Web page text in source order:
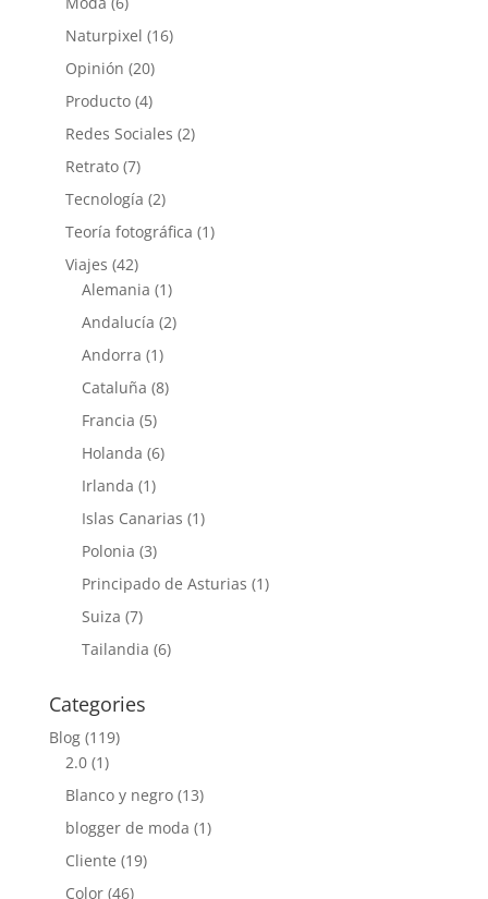
Naturpixel (16)
Opinión (20)
Producto(4)
Redes Sociales (2)
Retrato(7)
Tecnología (2)
Teoría fotográfica (1)
Viajes (42)
Alemania (1)
Andalucía (2)
Andorra (1)
Cataluña (8)
Francia (5)
Holanda (6)
Irlanda (1)
Islas Canarias (1)
Polonia (3)
Principado de Asturias (1)
Suiza (7)
Tailandia (6)
Categories
Blog(119)
2.0(1)
Blanco y negro(13)
blogger de moda (1)
Cliente (19)
Color(46)